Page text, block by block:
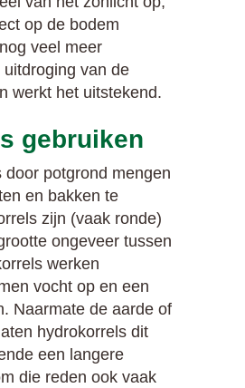
op de bodem
veel meer
van de
werkt het uitstekend.
gebruiken
potgrond mengen
en bakken te
zijn (vaak ronde)
ongeveer tussen
werken
vocht op en een
Naarmate de aarde of
hydrokorrels dit
een langere
die reden ook vaak